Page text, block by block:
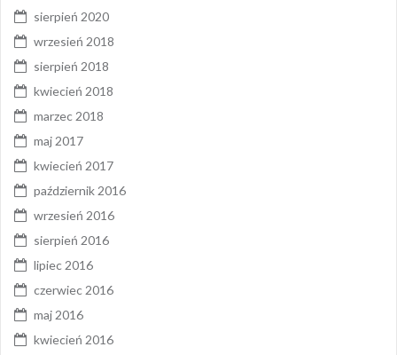
sierpień 2020
wrzesień 2018
sierpień 2018
kwiecień 2018
marzec 2018
maj 2017
kwiecień 2017
październik 2016
wrzesień 2016
sierpień 2016
lipiec 2016
czerwiec 2016
maj 2016
kwiecień 2016